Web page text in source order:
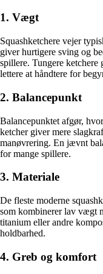
1. Vægt
Squashketchere vejer
giver hurtigere sving og
spillere. Tungere
lettere at håndtere for
2. Balancepunkt
Balancepunktet afgør,
ketcher giver mere
manøvrering. En jævnt
for mange spillere.
3. Materiale
De fleste moderne
som kombinerer lav vægt
titanium eller andre
holdbarhed.
4. Greb og komfort